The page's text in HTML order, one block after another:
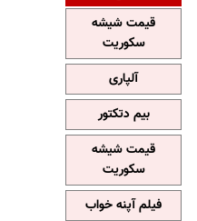
قیمت شیشه
سکوریت
آلپاری
بیم دتکتور
قیمت شیشه
سکوریت
فیلم آپنه خواب